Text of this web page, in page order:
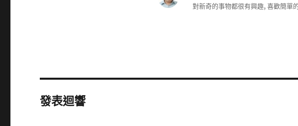
對新奇的事物都很有興趣, 喜歡簡單
發表迴響